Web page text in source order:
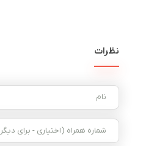
نظرات